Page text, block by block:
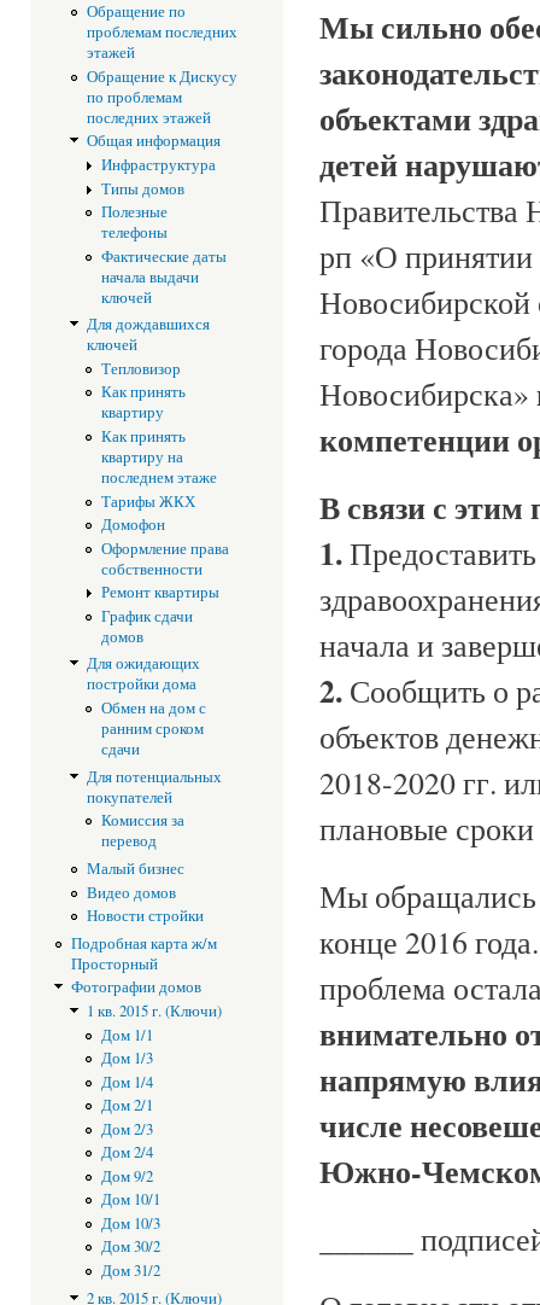
Обращение по
проблемам последних
этажей
Обращение к Дискусу
по проблемам
последних этажей
Общая информация
Инфраструктура
Типы домов
Полезные
телефоны
Фактические даты
начала выдачи
ключей
Для дождавшихся
ключей
Тепловизор
Как принять
квартиру
Как принять
квартиру на
последнем этаже
Тарифы ЖКХ
Домофон
Оформление права
собственности
Ремонт квартиры
График сдачи
домов
Для ожидающих
постройки дома
Обмен на дом с
ранним сроком
сдачи
Для потенциальных
покупателей
Комиссия за
перевод
Малый бизнес
Видео домов
Новости стройки
Подробная карта ж/м
Просторный
Фотографии домов
1 кв. 2015 г. (Ключи)
Дом 1/1
Дом 1/3
Дом 1/4
Дом 2/1
Дом 2/3
Дом 2/4
Дом 9/2
Дом 10/1
Дом 10/3
Дом 30/2
Дом 31/2
2 кв. 2015 г. (Ключи)
Мы сильно
объектами
детей
Правительства
рп «О принятии
Новосибирской
города
Новосибирска»
компетенции
В связи с
1.
начала и
2. Сообщить о
объектов
2018-2020 гг.
плановые
Мы обращались
конце 2016
проблема
внимательно
напрямую
числе
Южно-
______